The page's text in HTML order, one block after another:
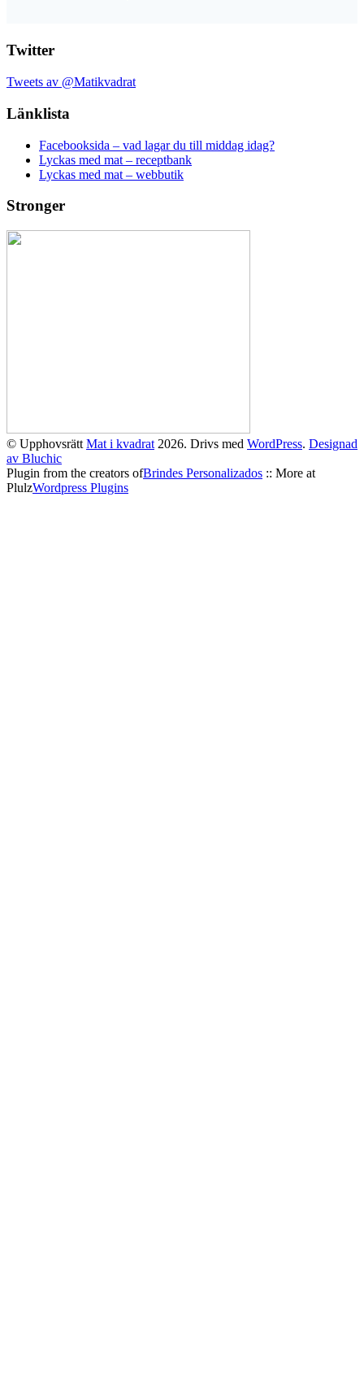
Twitter
Tweets av @Matikvadrat
Länklista
Facebooksida – vad lagar du till middag idag?
Lyckas med mat – receptbank
Lyckas med mat – webbutik
Stronger
© Upphovsrätt Mat i kvadrat 2026. Drivs med WordPress. Designad
av Bluchic
Plugin from the creators ofBrindes Personalizados :: More at
PlulzWordpress Plugins